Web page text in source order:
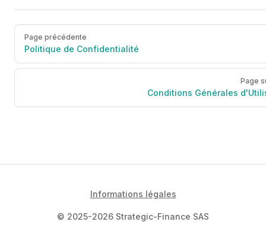
Page précédente
Politique de Confidentialité
Page
Conditions Générales
Informations légales
© 2025-2026 Strategic-Finance SAS